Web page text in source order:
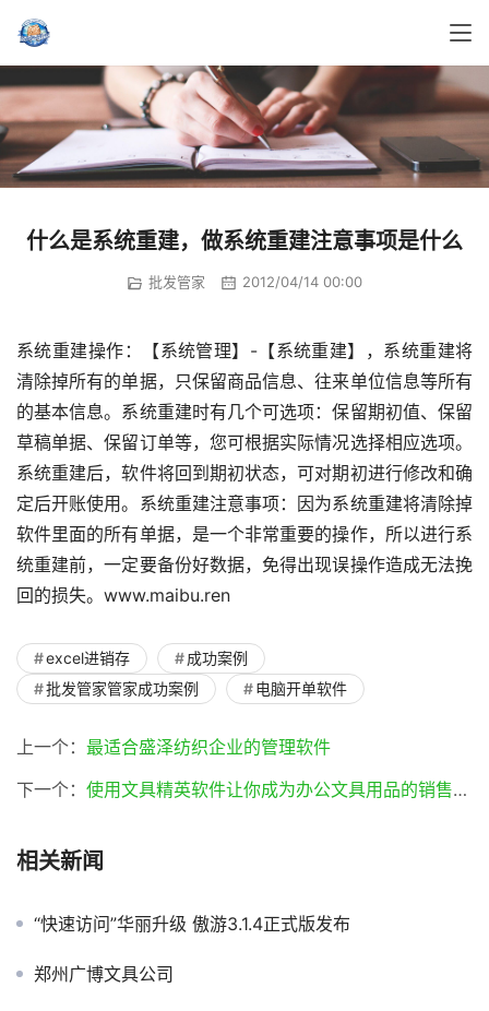
什么是系统重建，做系统重建注意事项是什么
批发管家 2012/04/14 00:00
系统重建操作：【系统管理】-【系统重建】，系统重建将
清除掉所有的单据，只保留商品信息、往来单位信息等所有
的基本信息。系统重建时有几个可选项：保留期初值、保留
草稿单据、保留订单等，您可根据实际情况选择相应选项。
系统重建后，软件将回到期初状态，可对期初进行修改和确
定后开账使用。系统重建注意事项：因为系统重建将清除掉
软件里面的所有单据，是一个非常重要的操作，所以进行系
统重建前，一定要备份好数据，免得出现误操作造成无法挽
回的损失。www.maibu.ren
excel进销存
成功案例
批发管家管家成功案例
电脑开单软件
上一个： 最适合盛泽纺织企业的管理软件
下一个： 使用文具精英软件让你成为办公文具用品的销售精英(文具精英软件)
相关新闻
“快速访问”华丽升级 傲游3.1.4正式版发布
郑州广博文具公司